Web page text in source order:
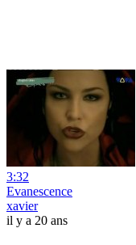
3:32
Evanescence
xavier
il y a 20 ans